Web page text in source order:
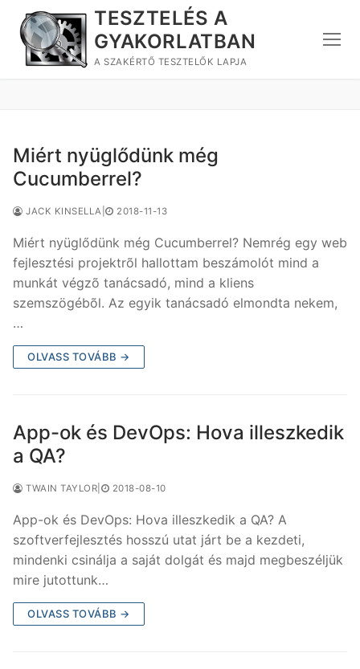
Ugrás
tartalomra
TESZTELÉS A
GYAKORLATBAN
A SZAKÉRTŐ TESZTELŐK LAPJA
Miért nyüglődünk még
Cucumberrel?
JACK KINSELLA 2018-11-13
Miért nyüglődünk még Cucumberrel? Nemrég egy web
fejlesztési projektrõl hallottam beszámolót mind a
munkát végzõ tanácsadó, mind a kliens
szemszögébõl. Az egyik tanácsadó elmondta nekem,
…
OLVASS TOVÁBB →
App-ok és DevOps: Hova illeszkedik
a QA?
TWAIN TAYLOR 2018-08-10
App-ok és DevOps: Hova illeszkedik a QA? A
szoftverfejlesztés hosszú utat járt be a kezdeti,
mindenki csinálja a saját dolgát és majd megbeszéljük
mire jutottunk…
OLVASS TOVÁBB →